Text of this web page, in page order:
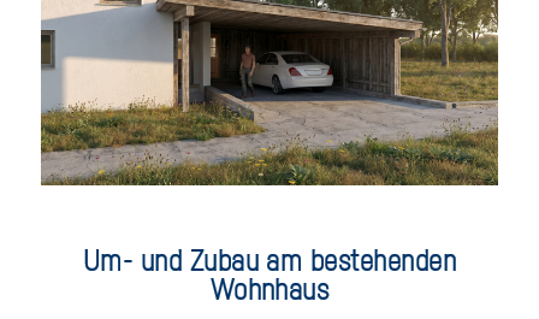
Um- und Zubau am bestehenden
Wohnhaus